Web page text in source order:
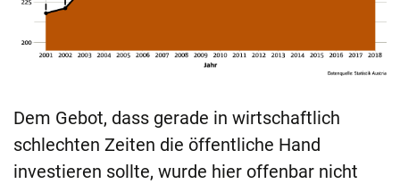
Dem Gebot, dass gerade in wirtschaftlich
schlechten Zeiten die öffentliche Hand
investieren sollte, wurde hier offenbar nicht